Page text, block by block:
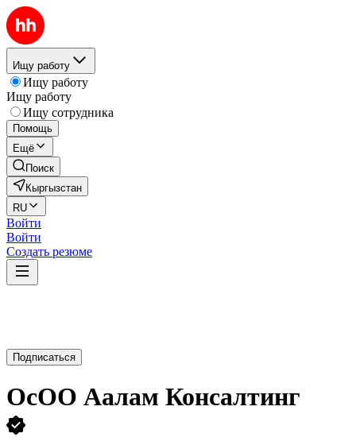
Ищу работу
Ищу работу
Ищу работу
Ищу сотрудника
Помощь
Ещё
Поиск
Кыргызстан
RU
Войти
Войти
Создать резюме
Подписаться
ОcОО Аалам Консалтинг